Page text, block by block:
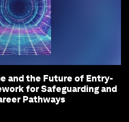
and the Future of Entry-
for Safeguarding and
Pathways